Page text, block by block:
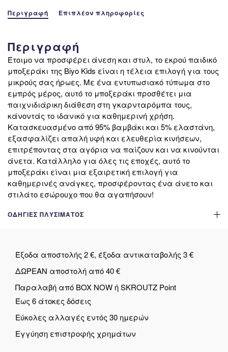
Περιγραφή Επιπλέον πληροφορίες
Περιγραφή
Έτοιμο να προσφέρει άνεση και στυλ, το εκρού παιδικό
μποξεράκι της Biyo Kids είναι η τέλεια επιλογή για τους
μικρούς σας ήρωες. Με ένα εντυπωσιακό τύπωμα στο
εμπρός μέρος, αυτό το μποξεράκι προσθέτει μια
παιχνιδιάρικη διάθεση στη γκαρνταρόμπα τους,
κάνοντάς το ιδανικό για καθημερινή χρήση.
Κατασκευασμένο από 95% βαμβάκι και 5% ελαστάνη,
εξασφαλίζει απαλή υφή και ελευθερία κινήσεων,
επιτρέποντας στα αγόρια να παίζουν και να κινούνται
άνετα. Κατάλληλο για όλες τις εποχές, αυτό το
μποξεράκι είναι μια εξαιρετική επιλογή για
καθημερινές ανάγκες, προσφέροντας ένα άνετο και
στιλάτο εσώρουχο που θα αγαπήσουν!
ΟΔΗΓΊΕΣ ΠΛΥΣΊΜΑΤΟΣ
Έξοδα αποστολής 2 €, έξοδα αντικαταβολής 3 €
ΔΩΡΕΑΝ αποστολή από 40 €
Παραλαβή από BOX NOW ή SKROUTZ Point
Έως 6 άτοκες δόσεις
Εύκολες αλλαγές εντός 30 ημερών
Εγγύηση επιστροφής χρημάτων